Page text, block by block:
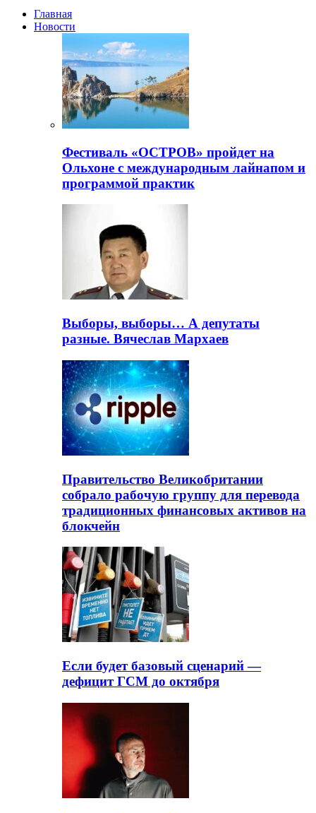
Главная
Новости
Фестиваль «ОСТРОВ» пройдет на
Ольхоне с международным лайнапом и
программой практик
Выборы, выборы… А депутаты
разные. Вячеслав Мархаев
Правительство Великобритании
собрало рабочую группу для перевода
традиционных финансовых активов на
блокчейн
Если будет базовый сценарий —
дефицит ГСМ до октября